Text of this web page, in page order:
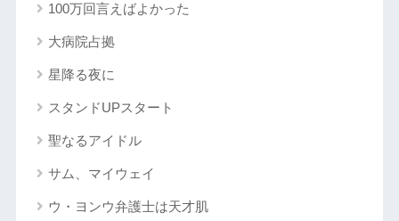
100万回言えばよかった
大病院占拠
星降る夜に
スタンドUPスタート
聖なるアイドル
サム、マイウェイ
ウ・ヨンウ弁護士は天才肌